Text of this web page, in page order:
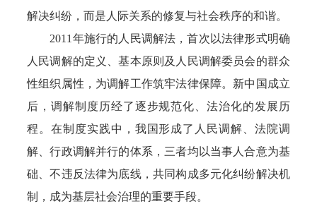
解决纠纷，而是人际关系的修复与社会秩序的和谐。
2011年施行的人民调解法，首次以法律形式明确
人民调解的定义、基本原则及人民调解委员会的群众
性组织属性，为调解工作筑牢法律保障。新中国成立
后，调解制度历经了逐步规范化、法治化的发展历
程。在制度实践中，我国形成了人民调解、法院调
解、行政调解并行的体系，三者均以当事人合意为基
础、不违反法律为底线，共同构成多元化纠纷解决机
制，成为基层社会治理的重要手段。